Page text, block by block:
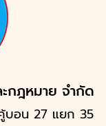
กฎหมาย จำกัด
บอน 27 แยก 35